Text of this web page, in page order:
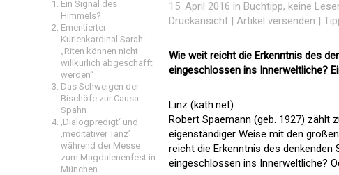
Ein Signal des
Himmels?
Emeritierter
Kurienkardinal Sarah:
„Riten können nicht
willkürlich abgeschafft
werden“
Das Schweigen der
Bischöfe zur Causa
Spahn
‚Dialogpredigt‘ und
‚meditativer Tanz’
während der Messe
zum Magdalenenfest in
München
15. April 2016 in Buchtipp, keine
Druckansicht | Artikel versenden |
Wie weit reicht die Erkenntnis des
eingeschlossen ins Innerweltliche?
Linz (kath.net)
Robert Spaemann (geb. 1927) zählt
eigenständiger Weise mit den
reicht die Erkenntnis des
eingeschlossen ins Innerweltliche?